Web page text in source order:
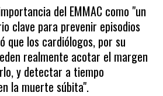
del EMMAC como "un
clave para prevenir episodios
que los cardiólogos, por su
realmente acotar el margen
y detectar a tiempo
la muerte súbita".